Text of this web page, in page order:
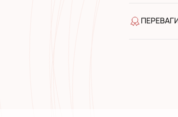
широкий